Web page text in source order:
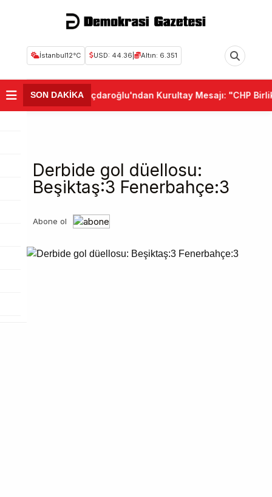
İstanbul12°C USD: 44.36 Altın: 6.351
SON DAKİKA
•Kemal Kılıçdaroğlu'ndan Kurultay Mesajı: "CHP Birlik
Derbide gol düellosu:
Beşiktaş:3 Fenerbahçe:3
Abone ol